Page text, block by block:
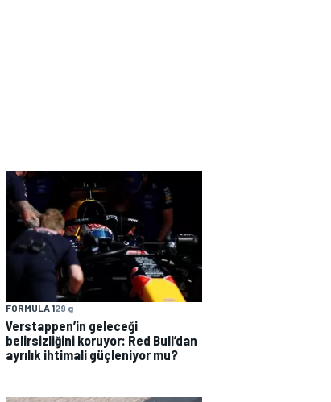
FORMULA 129 g
Verstappen’in geleceği
belirsizliğini koruyor: Red Bull’dan
ayrılık ihtimali güçleniyor mu?